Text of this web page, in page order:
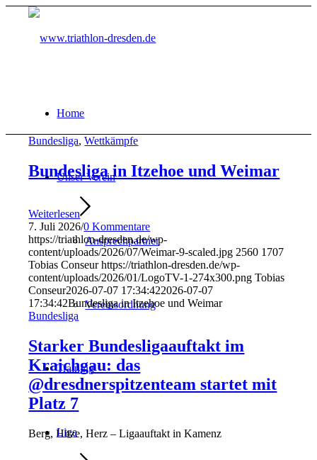
Home
Unser Verein
Ansprechpartner
Vereinsordnung
Training
Liga
Bundesliga,Wettkämpfe
Bundesliga in Itzehoe und Weimar
Weiterlesen
7. Juli 2026/0 Kommentare
https://triathlon-dresden.de/wp-
content/uploads/2026/07/Weimar-9-scaled.jpg 2560 1707
Tobias Conseur https://triathlon-dresden.de/wp-
content/uploads/2026/01/LogoTV-1-274x300.png Tobias
Conseur2026-07-07 17:34:422026-07-07
17:34:42Bundesliga in Itzehoe und Weimar
Bundesliga
Starker Bundesligaauftakt im
Kraichgau: das
@dresdnerspitzenteam startet mit
Platz 7
Berg, Hitze, Herz – Ligaauftakt in Kamenz